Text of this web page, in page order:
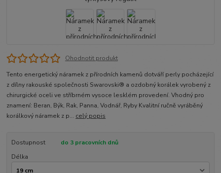
Ohodnotit produkt
Tento energetický náramek z přírodních kamenů dotváří perly pocházející
z dílny rakouské společnosti Swarovski® a ozdobný korálek vyrobený z
chirurgické oceli ve stříbrném vysoce lesklém provedení. Vhodný pro
znamení: Beran, Býk, Rak, Panna, Vodnář, Ryby Kvalitní ručně vyráběný
korálkový náramek z p... celý popis
Dostupnost
do 3 pracovních dnů
Délka